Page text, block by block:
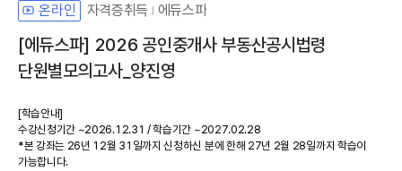
온라인 자격증취득 에듀스파
[에듀스파] 2026 공인중개사 부동산공시법령
단원별모의고사_양진영
[학습안내]
수강신청기간 ~2026.12.31 / 학습기간 ~2027.02.28
*본 강좌는 26년 12월 31일까지 신청하신 분에 한해 27년 2월 28일까지 학습이
가능합니다.